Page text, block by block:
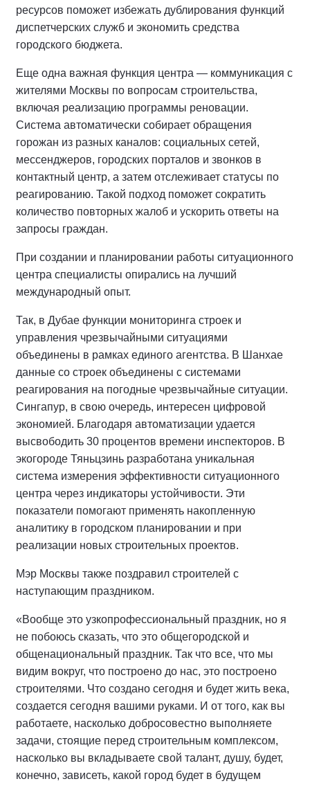
ресурсов поможет избежать дублирования функций
диспетчерских служб и экономить средства
городского бюджета.
Еще одна важная функция центра — коммуникация с
жителями Москвы по вопросам строительства,
включая реализацию программы реновации.
Система автоматически собирает обращения
горожан из разных каналов: социальных сетей,
мессенджеров, городских порталов и звонков в
контактный центр, а затем отслеживает статусы по
реагированию. Такой подход поможет сократить
количество повторных жалоб и ускорить ответы на
запросы граждан.
При создании и планировании работы ситуационного
центра специалисты опирались на лучший
международный опыт.
Так, в Дубае функции мониторинга строек и
управления чрезвычайными ситуациями
объединены в рамках единого агентства. В Шанхае
данные со строек объединены с системами
реагирования на погодные чрезвычайные ситуации.
Сингапур, в свою очередь, интересен цифровой
экономией. Благодаря автоматизации удается
высвободить 30 процентов времени инспекторов. В
экогороде Тяньцзинь разработана уникальная
система измерения эффективности ситуационного
центра через индикаторы устойчивости. Эти
показатели помогают применять накопленную
аналитику в городском планировании и при
реализации новых строительных проектов.
Мэр Москвы также поздравил строителей с
наступающим праздником.
«Вообще это узкопрофессиональный праздник, но я
не побоюсь сказать, что это общегородской и
общенациональный праздник. Так что все, что мы
видим вокруг, что построено до нас, это построено
строителями. Что создано сегодня и будет жить века,
создается сегодня вашими руками. И от того, как вы
работаете, насколько добросовестно выполняете
задачи, стоящие перед строительным комплексом,
насколько вы вкладываете свой талант, душу, будет,
конечно, зависеть, какой город будет в будущем